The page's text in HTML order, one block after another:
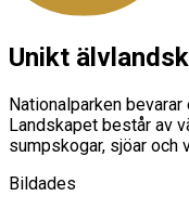
Unikt
Nationalparken
Landskapet består av
sumpskogar, sjöar och
Bildades